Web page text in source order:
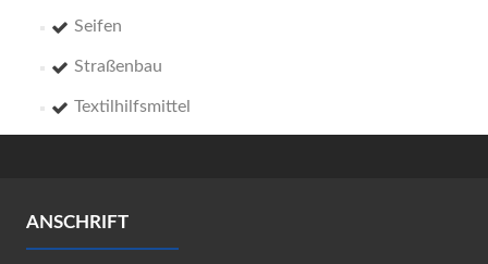
Seifen
Straßenbau
Textilhilfsmittel
ANSCHRIFT